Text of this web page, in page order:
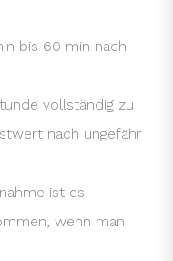
bis 60 min nach
vollständig zu
nach ungefähr
ist es
wenn man